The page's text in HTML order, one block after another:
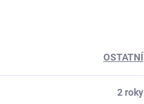
OSTATNÍ
2 roky